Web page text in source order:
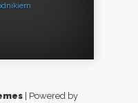
| Powered by